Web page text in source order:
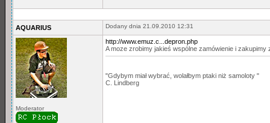
AQUARIUS Dodany dnia 21.09.2010 12:31
Moderator
http://www.emuz.c...depron.php
A moze zrobimy jakieś wspólne zamówienie i zakupimy
"Gdybym miał wybrać, wolałbym ptaki niż samoloty "
C. Lindberg